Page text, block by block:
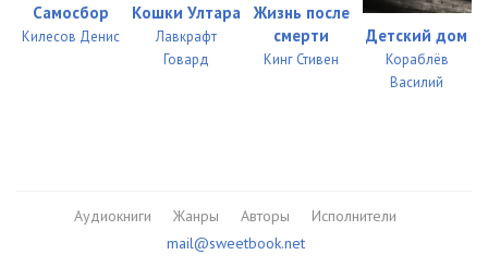
Самосбор
Килесов Денис
Кошки Ултара
Лавкрафт
Говард
Жизнь после
смерти
Кинг Стивен
Детский дом
Кораблёв
Василий
Аудиокниги Жанры Авторы
Исполнители
mail@sweetbook.net